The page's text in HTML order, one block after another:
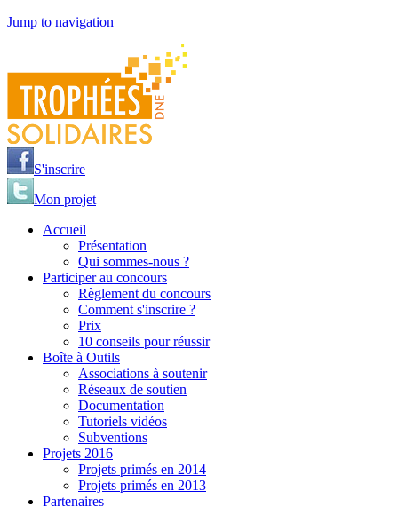
Jump to navigation
S'inscrire
Mon projet
Accueil
Présentation
Qui sommes-nous ?
Participer au concours
Règlement du concours
Comment s'inscrire ?
Prix
10 conseils pour réussir
Boîte à Outils
Associations à soutenir
Réseaux de soutien
Documentation
Tutoriels vidéos
Subventions
Projets 2016
Projets primés en 2014
Projets primés en 2013
Partenaires